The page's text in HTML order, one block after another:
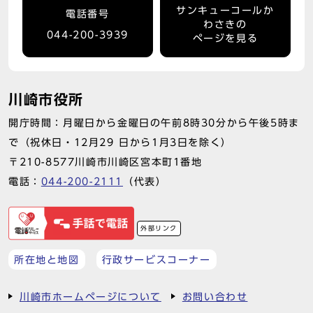
電話番号
044-200-3939
サンキューコールか
わさきの
ページを見る
川崎市役所
開庁時間：月曜日から金曜日の午前8時30分から午後5時ま
で（祝休日・12月29 日から1月3日を除く）
〒210-8577川崎市川崎区宮本町1番地
電話： 044-200-2111 （代表）
外部リンク
所在地と地図 行政サービスコーナー
川崎市ホームページについて お問い合わせ